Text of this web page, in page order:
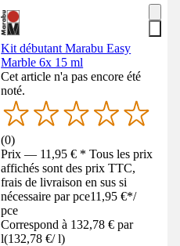
Kit débutant Marabu Easy
Marble 6x 15 ml
Cet article n'a pas encore été
noté.
(0)
Prix — 11,95 € * Tous les prix
affichés sont des prix TTC,
frais de livraison en sus si
nécessaire par pce11,95 €*/
pce
Correspond à 132,78 € par
l(132,78 €/ l)